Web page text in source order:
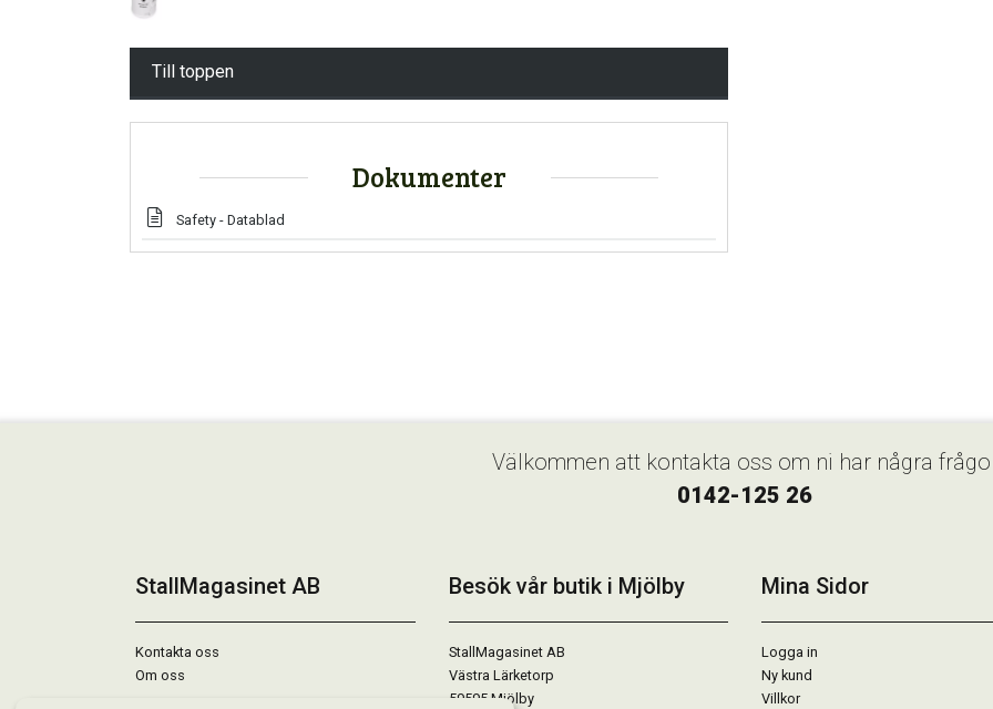
Till toppen
Dokumenter
Safety - Datablad
Välkommen att kontakta oss om ni har några
0142-125 26
StallMagasinet AB
Kontakta oss
Om oss
Besök vår butik i Mjölby
StallMagasinet AB
Västra Lärketorp
59595 Mjölby
Mina Sidor
Logga in
Ny kund
Villkor